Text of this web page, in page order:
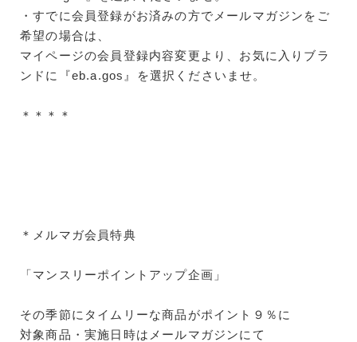
・すでに会員登録がお済みの方でメールマガジンをご
希望の場合は、
マイページの会員登録内容変更より、お気に入りブラ
ンドに『eb.a.gos』を選択くださいませ。
＊＊＊＊
＊メルマガ会員特典
「マンスリーポイントアップ企画」
その季節にタイムリーな商品がポイント９％に
対象商品・実施日時はメールマガジンにて